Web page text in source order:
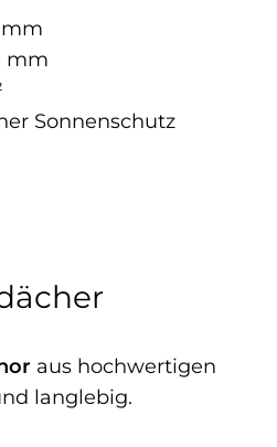
mm
Sonnenschutz
aus hochwertigen
langlebig.